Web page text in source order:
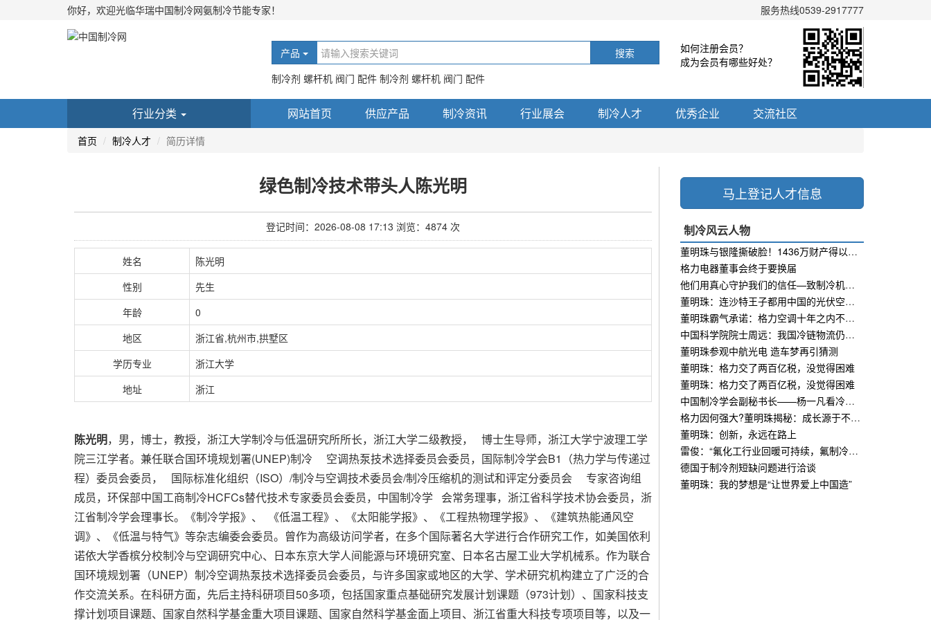
你好，欢迎光临华瑞中国制冷网氨制冷节能专家！ 服务热线0539-2917777
产品
搜索
制冷剂 螺杆机 阀门 配件 制冷剂 螺杆机 阀门 配件
如何注册会员？
成为会员有哪些好处？
行业分类 网站首页 供应产品 制冷资讯 行业展会 制冷人才 优秀企业 交流社区
首页 制冷人才 简历详情
绿色制冷技术带头人陈光明
登记时间：2026-08-08 17:13 浏览：4874 次
姓名
陈光明
性别
先生
年龄
0
地区
浙江省,杭州市,拱墅区
学历专业
浙江大学
地址
浙江
陈光明，男，博士，教授，浙江大学制冷与低温研究所所长，浙江大学二级教授， 博士生导师，浙江大学宁波理工学
院三江学者。兼任联合国环境规划署(UNEP)制冷 空调热泵技术选择委员会委员，国际制冷学会B1（热力学与传递过
程）委员会委员， 国际标准化组织（ISO）/制冷与空调技术委员会/制冷压缩机的测试和评定分委员会 专家咨询组
成员，环保部中国工商制冷HCFCs替代技术专家委员会委员，中国制冷学 会常务理事，浙江省科学技术协会委员，浙
江省制冷学会理事长。《制冷学报》、 《低温工程》、《太阳能学报》、《工程热物理学报》、《建筑热能通风空
调》、《低温与特气》等杂志编委会委员。曾作为高级访问学者，在多个国际著名大学进行合作研究工作，如美国依利
诺依大学香槟分校制冷与空调研究中心、日本东京大学人间能源与环境研究室、日本名古屋工业大学机械系。作为联合
国环境规划署（UNEP）制冷空调热泵技术选择委员会委员，与许多国家或地区的大学、学术研究机构建立了广泛的合
作交流关系。在科研方面，先后主持科研项目50多项，包括国家重点基础研究发展计划课题（973计划）、国家科技支
撑计划项目课题、国家自然科学基金重大项目课题、国家自然科学基金面上项目、浙江省重大科技专项项目等，以及一
马上登记人才信息
制冷风云人物
董明珠与银隆撕破脸！1436万财产得以保全
格力电器董事会终于要换届
他们用真心守护我们的信任—致制冷机维修工
董明珠：连沙特王子都用中国的光伏空调！
董明珠霸气承诺：格力空调十年之内不坏不修，坏了包换
中国科学院院士周远：我国冷链物流仍面临若干关键问题
董明珠参观中航光电 造车梦再引猜测
董明珠：格力交了两百亿税，没觉得困难
董明珠：格力交了两百亿税，没觉得困难
中国制冷学会副秘书长——杨一凡看冷链困局与新机
格力因何强大?董明珠揭秘：成长源于不断自我挑战
董明珠：创新，永远在路上
雷俊：“氟化工行业回暖可持续，氟制冷剂升级换代存专利壁垒”
德国于制冷剂短缺问题进行洽谈
董明珠：我的梦想是“让世界爱上中国造”